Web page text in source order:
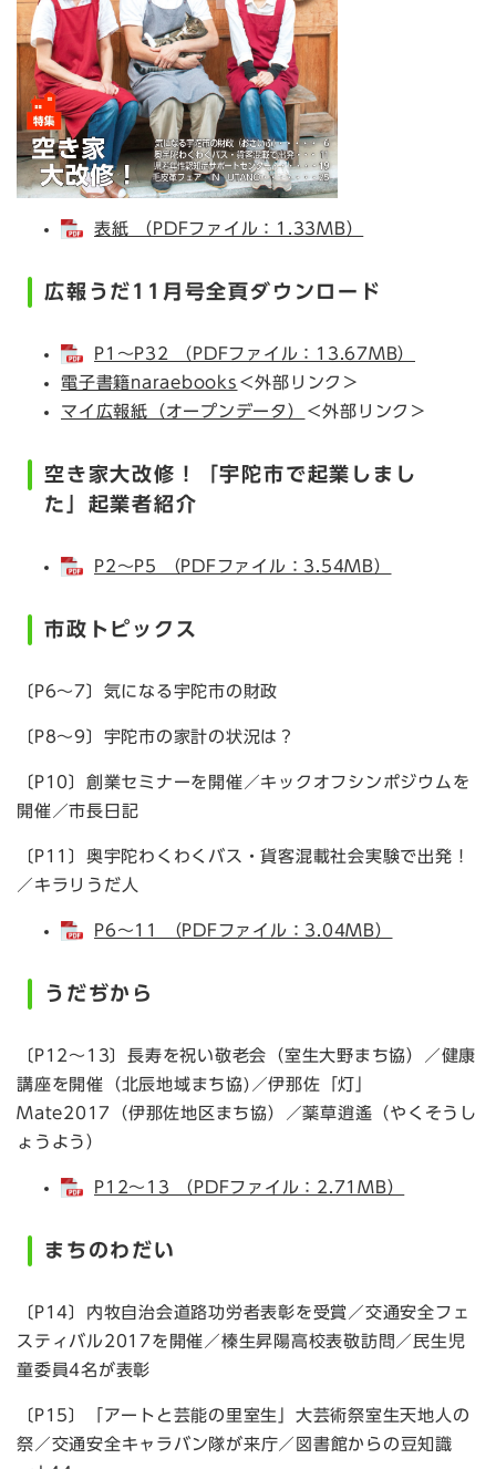
表紙 （PDFファイル：1.33MB）
広報うだ11月号全頁ダウンロード
P1～P32 （PDFファイル：13.67MB）
電子書籍naraebooks ＜外部リンク＞
マイ広報紙（オープンデータ）
＜外部リンク＞
空き家大改修！「宇陀市で起業しまし
た」起業者紹介
P2～P5 （PDFファイル：3.54MB）
市政トピックス
〔P6～7〕気になる宇陀市の財政
〔P8～9〕宇陀市の家計の状況は？
〔P10〕創業セミナーを開催／キックオフシンポジウムを
開催／市長日記
〔P11〕奥宇陀わくわくバス・貨客混載社会実験で出発！
／キラリうだ人
P6～11 （PDFファイル：3.04MB）
うだぢから
〔P12～13〕長寿を祝い敬老会（室生大野まち協）／健康
講座を開催（北辰地域まち協)／伊那佐「灯」
Mate2017（伊那佐地区まち協）／薬草逍遙（やくそうし
ょうよう）
P12～13 （PDFファイル：2.71MB）
まちのわだい
〔P14〕内牧自治会道路功労者表彰を受賞／交通安全フェ
スティバル2017を開催／榛生昇陽高校表敬訪問／民生児
童委員4名が表彰
〔P15〕「アートと芸能の里室生」大芸術祭室生天地人の
祭／交通安全キャラバン隊が来庁／図書館からの豆知識